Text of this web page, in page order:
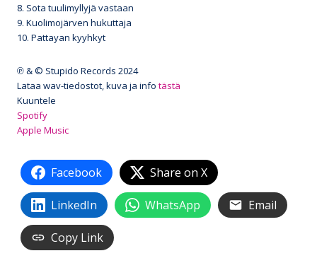
8. Sota tuulimyllyjä vastaan
9. Kuolimojärven hukuttaja
10. Pattayan kyyhkyt
℗ & © Stupido Records 2024
Lataa wav-tiedostot, kuva ja info tästä
Kuuntele
Spotify
Apple Music
Facebook Share on X
LinkedIn WhatsApp Email
Copy Link